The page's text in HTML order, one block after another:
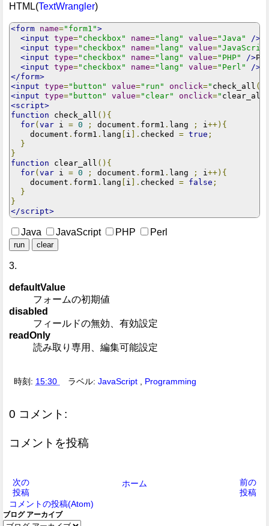
HTML(TextWrangler)
<form name="form1">
<input type="checkbox" name="lang" value="Java" />
<input type="checkbox" name="lang" value=
<input type="checkbox" name="lang" value="PHP" />
<input type="checkbox" name="lang" value="Perl"
/>
</form>
<input type="button" value="run" onclick=" check_all ()
<input type="button" value="clear" onclick=" clear_all
<script>
function check_all (){
for(var i = 0 ; document . form1 . lang ; i ++){
    document
. form1 . lang [ i ]. checked = true ;
}
}
function clear_all (){
for(var i = 0 ; document . form1 . lang ; i ++){
    document
. form1 . lang [ i ]. checked = false ;
}
}
</script>
Java JavaScript PHP Perl
3.
defaultValue
フォームの初期値
disabled
フィールドの無効、有効設定
readOnly
読み取り専用、編集可能設定
時刻: 15:30 ラベル:JavaScript , Programming
0 コメント:
コメントを投稿
次の
投稿
前の
投稿
ホーム
コメントの投稿(Atom)
ブログ アーカイブ